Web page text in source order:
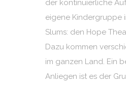
der kontinuierliche
eigene Kindergruppe
Slums: den Hope
Dazu kommen
im ganzen Land. Ein
Anliegen ist es der